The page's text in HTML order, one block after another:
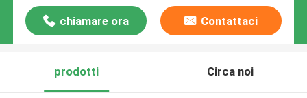
chiamare ora Contattaci
prodotti Circa noi